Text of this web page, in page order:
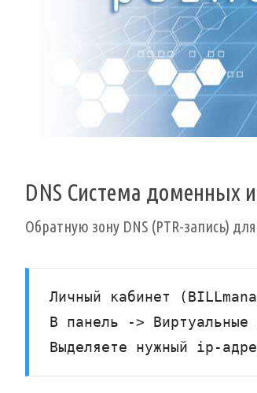
DNS Система доменных
Обратную зону DNS (PTR-запись)
Личный кабинет
В панель ->
Выделяете нужный ip-